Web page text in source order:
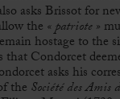
asks Brissot for
the « patriote »
hostage to the
that Condorcet
asks his
the Société des Amis